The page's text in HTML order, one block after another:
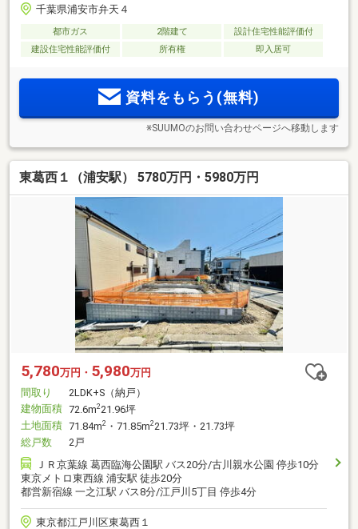
千葉県浦安市弁天４
都市ガス 2階建て
設計住宅性能評価付
建設住宅性能評価付
所有権 即入居可
資料をもらう(無料)
※SUUMOのお問い合わせページへ移動します
東葛西１（浦安駅） 5780万円・5980万円
5,780万円・ 5,980万円
間取り
2LDK+S（納戸）
建物面積 72.6m221.96坪
土地面積 71.84m2 ・71.85m221.73坪・21.73坪
総戸数
2戸
ＪＲ京葉線 葛西臨海公園駅 バス20分/古川親水公園 停歩10分
東京メトロ東西線 浦安駅 徒歩20分
都営新宿線 一之江駅 バス8分/江戸川5丁目 停歩4分
東京都江戸川区東葛西１